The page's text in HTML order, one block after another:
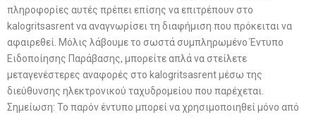
πληροφορίες αυτές πρέπει επίσης να επιτρέπουν στο
kalogritsasrent να αναγνωρίσει τη διαφήμιση που πρόκειται να
αφαιρεθεί. Μόλις λάβουμε το σωστά συμπληρωμένο Έντυπο
Ειδοποίησης Παράβασης, μπορείτε απλά να στείλετε
μεταγενέστερες αναφορές στο kalogritsasrent μέσω της
διεύθυνσης ηλεκτρονικού ταχυδρομείου που παρέχεται.
Σημείωση: Το παρόν έντυπο μπορεί να χρησιμοποιηθεί μόνο από